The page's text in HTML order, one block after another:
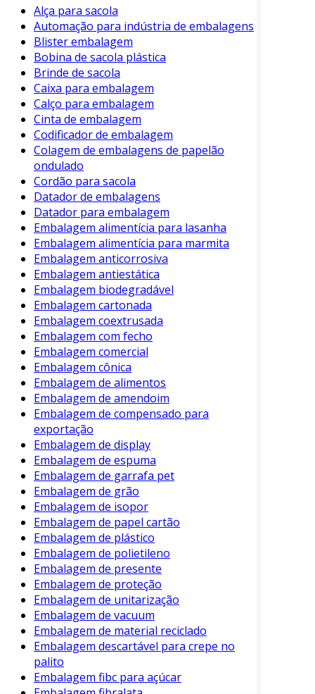
expandem e se contraem, semelhante a um
acordeão. Essa variação permite que a
embalagem se adapte a diferentes formas e
tamanhos de produtos. Sua principal função é
proteger o conteúdo contra impactos e danos
durante o transporte e armazenamento.
Estrutura
A embalagem é geralmente fabricada em
papelão ou plástico, apresentando uma
composição que garante resistência. Sua
estrutura em formato sanfonado proporciona
uma absorção eficiente de choques. Isso reduz
o risco de danos, especialmente em produtos
delicados, como eletrônicos e vidros.
Benefícios da Embalagem Sanfonada
A escolha pela embalagem sanfonada oferece
uma série de vantagens. Aqui estão alguns dos
principais benefícios:
Proteção Superior
absorve impactos, garantindo que o
produto chegue intacto ao destino.
Versatilidade
formatos e tamanhos de itens, ideal para
indústrias diversas.
Sustentabilidade: Produzida a partir de
materiais recicláveis, contribui para a
redução de resíduos.
Economia de Espaço: Pode ser
compactada quando vazia, facilitando o
armazenamento e transporte.
Facilidade de Uso: As embalagens são
leves e fáceis de manusear, agilizando o
processo logístico.
Aplicações da Embalagem Sanfonada
A embalagem sanfonada se destaca em várias
Alça para sacola
Automação para indústria de embalagens
Blister embalagem
Bobina de sacola plástica
Brinde de sacola
Caixa para embalagem
Calço para embalagem
Cinta de embalagem
Codificador de embalagem
Colagem de embalagens de papelão
ondulado
Cordão para sacola
Datador de embalagens
Datador para embalagem
Embalagem alimentícia para lasanha
Embalagem alimentícia para marmita
Embalagem anticorrosiva
Embalagem antiestática
Embalagem biodegradável
Embalagem cartonada
Embalagem coextrusada
Embalagem com fecho
Embalagem comercial
Embalagem cônica
Embalagem de alimentos
Embalagem de amendoim
Embalagem de compensado para
exportação
Embalagem de display
Embalagem de espuma
Embalagem de garrafa pet
Embalagem de grão
Embalagem de isopor
Embalagem de papel cartão
Embalagem de plástico
Embalagem de polietileno
Embalagem de presente
Embalagem de proteção
Embalagem de unitarização
Embalagem de vacuum
Embalagem de material reciclado
Embalagem descartável para crepe no
palito
Embalagem fibc para açúcar